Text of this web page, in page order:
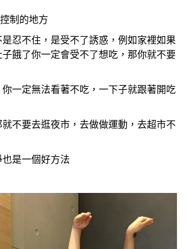
制的地方
忍不住，是受不了誘惑，例如家裡如果
餓了你一定會受不了想吃，那你就不要
一定無法看著不吃，一下子就跟著開吃
不要去逛夜市，去做做運動，去超市不
是一個好方法